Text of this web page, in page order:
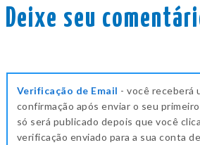
Deixe seu
Verificação de Email - você receberá
confirmação após enviar o seu
só será publicado depois que você
verificação enviado para a sua conta